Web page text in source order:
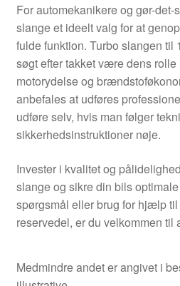
For automekanikere og gør-
slange et ideelt valg for at
fulde funktion. Turbo slangen til
søgt efter takket være dens
motorydelse og
anbefales at udføres
udføre selv, hvis man følger
sikkerhedsinstruktioner nøje.
Invester i kvalitet og
slange og sikre din bils
spørgsmål eller brug for hjælp
reservedel, er du velkommen til
Medmindre andet er angivet i